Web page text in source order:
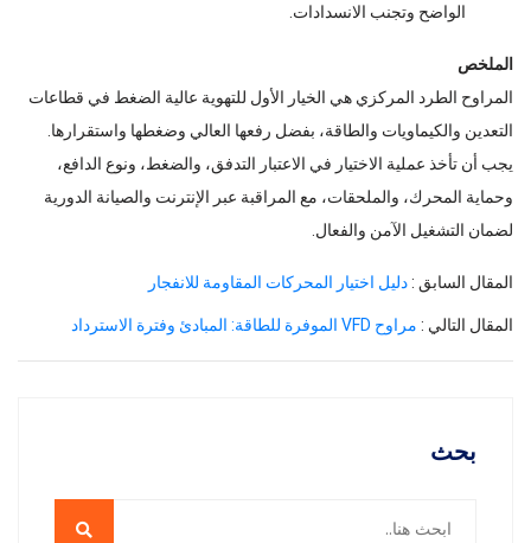
بحث
الواضح وتجنب الانسدادات.
الملخص
المراوح الطرد المركزي هي الخيار الأول للتهوية عالية الضغط في قطاعات
التعدين والكيماويات والطاقة، بفضل رفعها العالي وضغطها واستقرارها.
يجب أن تأخذ عملية الاختيار في الاعتبار التدفق، والضغط، ونوع الدافع،
وحماية المحرك، والملحقات، مع المراقبة عبر الإنترنت والصيانة الدورية
لضمان التشغيل الآمن والفعال.
المقال السابق :دليل اختيار المحركات المقاومة للانفجار
المقال التالي : مراوح VFD الموفرة للطاقة: المبادئ وفترة الاسترداد